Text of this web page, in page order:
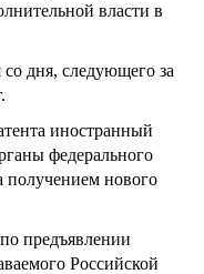
власти в
дня, следующего за
иностранный
федерального
получением нового
предъявлении
Российской